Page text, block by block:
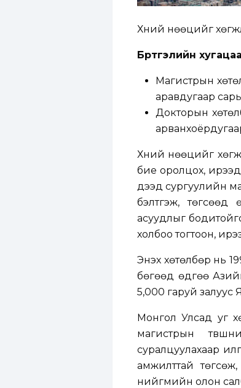
Хүний нөөцийг
Бүртгэлийн
Магистрын
аравдугаар
Докторын
Хүний нөөцийг
бие оролцох,
дээд сургуулийн
бэлтгэж,
асуудлыг
холбоо тогтоон,
Энэхүү хөтөлбөр нь
бөгөөд өдгөө
5,000 гаруй залуус
Монгол Улсад уг
магистрын
суралцуулахаар
амжилттай
нийгмийн олон